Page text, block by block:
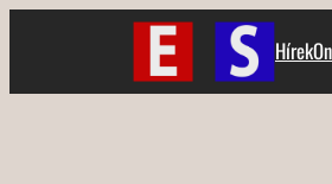
Hírek